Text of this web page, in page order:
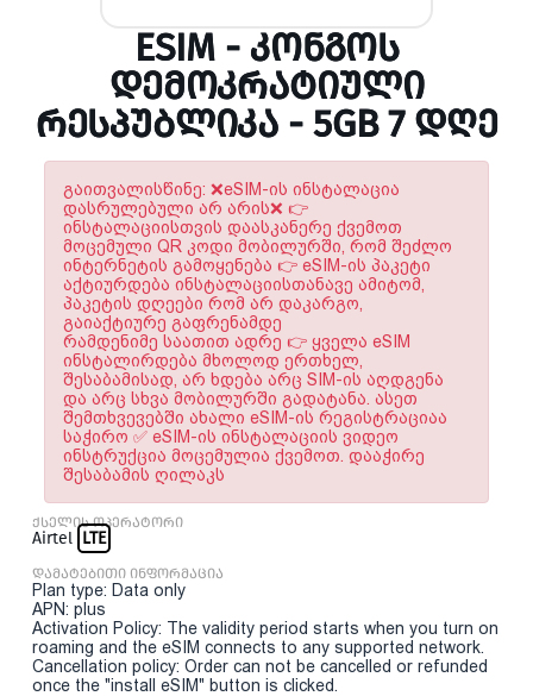
ESIM - ᲙᲝᲜᲒᲝᲡ
ᲓᲔᲛᲝᲙᲠᲐᲢᲘᲣᲚᲘ
ᲠᲔᲡᲞᲣᲑᲚᲘᲙᲐ - 5GB 7 ᲓᲦᲔ
გაითვალისწინე: ❌eSIM-ის ინსტალაცია
დასრულებული არ არის❌ 👉
ინსტალაციისთვის დაასკანერე ქვემოთ
მოცემული QR კოდი მობილურში, რომ შეძლო
ინტერნეტის გამოყენება 👉 eSIM-ის პაკეტი
აქტიურდება ინსტალაციისთანავე ამიტომ,
პაკეტის დღეები რომ არ დაკარგო,
გაიაქტიურე გაფრენამდე
რამდენიმე საათით ადრე 👉 ყველა eSIM
ინსტალირდება მხოლოდ ერთხელ,
შესაბამისად, არ ხდება არც SIM-ის აღდგენა
და არც სხვა მობილურში გადატანა. ასეთ
შემთხვევებში ახალი eSIM-ის რეგისტრაციაა
საჭირო ✅ eSIM-ის ინსტალაციის ვიდეო
ინსტრუქცია მოცემულია ქვემოთ. დააჭირე
შესაბამის ღილაკს
ქსელის ოპერატორი
Airtel LTE
დამატებითი ინფორმაცია
Plan type: Data only
APN: plus
Activation Policy: The validity period starts when you turn on
roaming and the eSIM connects to any supported network.
Cancellation policy: Order can not be cancelled or refunded
once the "install eSIM" button is clicked.